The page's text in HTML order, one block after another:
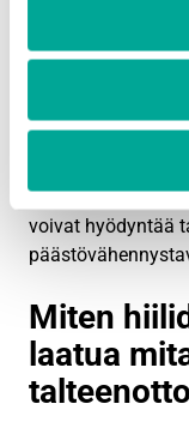
etyleenituotanto
jotka soveltuvat
tarjoavat myös
silloin, kun
voivat hyödyntää
Miten
laatua